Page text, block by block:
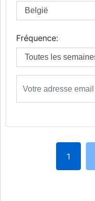
Fréquence:
1